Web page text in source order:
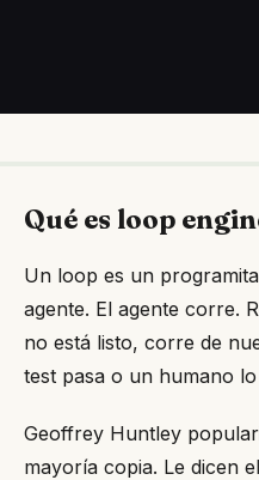
Qué es loop
Un loop es un
agente. El agente corre.
no está listo, corre de
test pasa o un humano
Geoffrey Huntley
mayoría copia. Le dicen